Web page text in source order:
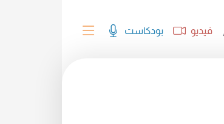
بودكاست فيديو